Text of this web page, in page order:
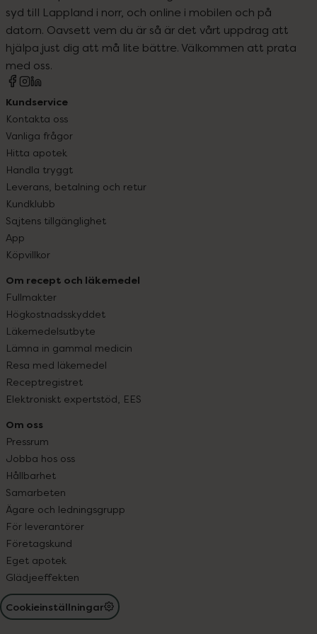
syd till Lappland i norr, och online i mobilen och på
datorn. Oavsett vem du är så är det vårt uppdrag att
hjälpa just dig att må lite bättre. Välkommen att prata
med oss.
Kundservice
Kontakta oss
Vanliga frågor
Hitta apotek
Handla tryggt
Leverans, betalning och retur
Kundklubb
Sajtens tillgänglighet
App
Köpvillkor
Om recept och läkemedel
Fullmakter
Högkostnadsskyddet
Läkemedelsutbyte
Lämna in gammal medicin
Resa med läkemedel
Receptregistret
Elektroniskt expertstöd, EES
Om oss
Pressrum
Jobba hos oss
Hållbarhet
Samarbeten
Ägare och ledningsgrupp
För leverantörer
Företagskund
Eget apotek
Glädjeeffekten
Cookieinställningar